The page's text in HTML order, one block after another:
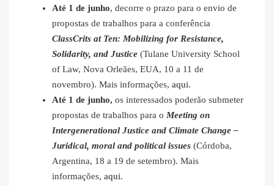
Até 1 de junho, decorre o prazo para o envio de
propostas de trabalhos para a conferência
ClassCrits at Ten: Mobilizing for Resistance,
Solidarity, and Justice (Tulane University School
of Law, Nova Orleães, EUA, 10 a 11 de
novembro). Mais informações, aqui.
Até 1 de junho, os interessados poderão submeter
propostas de trabalhos para o Meeting on
Intergenerational Justice and Climate Change –
Juridical, moral and political issues (Córdoba,
Argentina, 18 a 19 de setembro). Mais
informações, aqui.